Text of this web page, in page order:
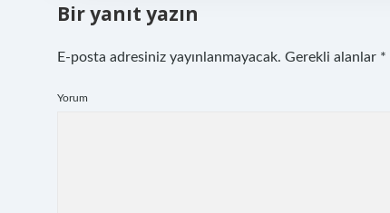
Bir yanıt yazın
E-posta adresiniz yayınlanmayacak. Gerekli alanlar *
Yorum